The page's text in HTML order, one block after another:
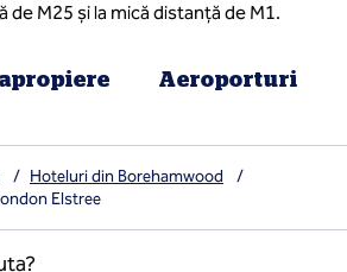
de M25 și la mică distanță de M1.
Aeroporturi
/ Hoteluri din Borehamwood
/
Elstree